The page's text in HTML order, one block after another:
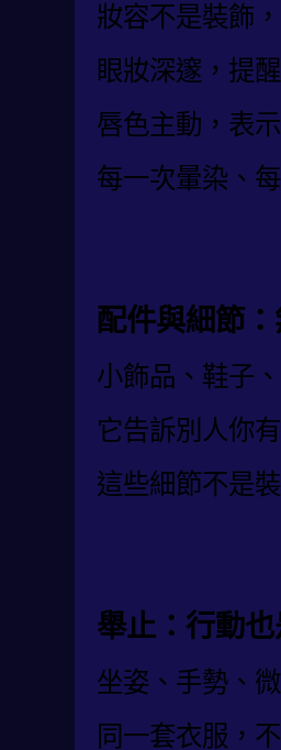
妝容不是裝飾
眼妝深邃，提
唇色主動，表
每一次暈染、
配件與細節
小飾品、鞋子
它告訴別人你
這些細節不是
舉止：行動
坐姿、手勢、
同一套衣服，